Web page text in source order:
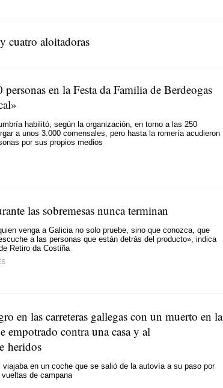
cuatro aloitadoras
en la Festa da Familia de Berdeogas
habilitó, según la organización, en torno a las 250
a unos 3.000 comensales, pero hasta la romería acudieron
por sus propios medios
las sobremesas nunca terminan
venga a Galicia no solo pruebe, sino que conozca, que
a las personas que están detrás del producto», indica
Retiro da Costiña
en las carreteras gallegas con un muerto en la
empotrado contra una casa y al
heridos
en un coche que se salió de la autovía a su paso por
de campana